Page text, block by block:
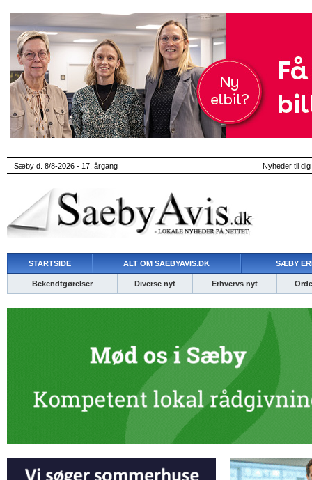
Sæby d. 8/8-2026 - 17. årgang Nyheder til
STARTSIDE ALT OM SAEBYAVIS.DK SÆBY
Bekendtgørelser Diverse nyt Erhvervs nyt